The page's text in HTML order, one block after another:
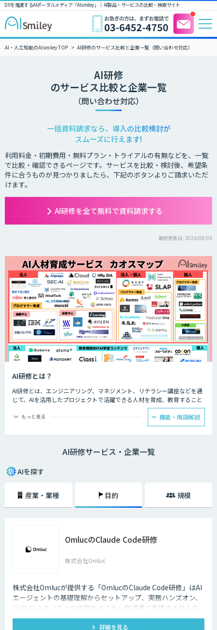
DXを推進するAIポータルメディア「AIsmiley」｜ AI製品・サービスの比較・検索サイト
AI・人工知能のAIsmiley TOP AI研修のサービス比較と企業一覧（問い合わせ対応）
AI研修
のサービス比較と企業一覧
（問い合わせ対応）
一括資料請求なら、導入の比較検討が
スムーズに行えます!
利用料金・初期費用・無料プラン・トライアルの有無などを、一覧
で比較・確認できるページです。サービスを比較・検討後、希望条
件に合うものが見つかりましたら、下記のボタンよりご請求いただ
けます。
AI研修を全て無料で資料請求する
最終更新日: 2026/08/06
AI研修とは？
AI研修とは、エンジニアリング、マネジメント、リテラシー講座などを通
じて、AIを活用したプロジェクトで活躍できる人材を育成、教育すること
です。AI人材を育成、教育することで、企業のAIプロジェクトを成功させ
るための人材を確保することができます。
AIプロジェクトを推進するチームを作ることができるでしょう。
もっと見る 機能・用語解説
AI研修サービス・企業一覧
AIを探す
産業・業種 目的 規模
OmlucのClaude Code研修
株式会社Omluc
株式会社Omlucが提供する「OmlucのClaude Code研修」はAI
エージェントの基礎理解からセットアップ、実務ハンズオン、
Skillsによるノウハウの型化までを一気通貫で支援する法人向
け研修サービスです。
詳細を見る